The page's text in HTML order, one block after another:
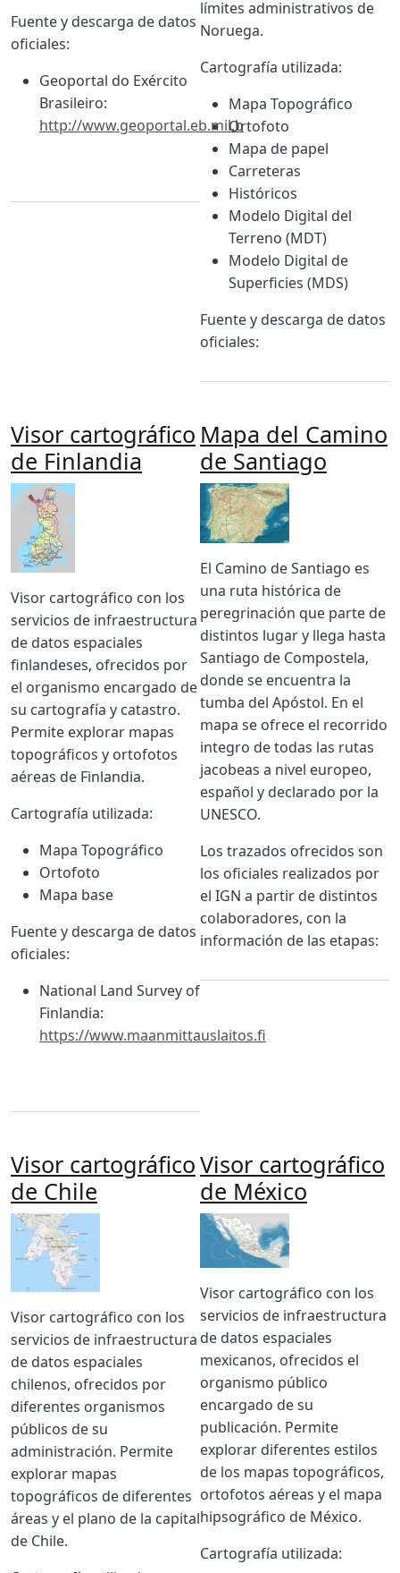
Fuente y descarga de datos
oficiales:
Geoportal do Exército
Brasileiro:
http://www.geoportal.eb.mil.b
límites administrativos de
Noruega.
Cartografía utilizada:
Mapa Topográfico
Ortofoto
Mapa de papel
Carreteras
Históricos
Modelo Digital del
Terreno (MDT)
Modelo Digital de
Superficies (MDS)
Fuente y descarga de datos
oficiales:
Visor cartográfico
de Finlandia
Imagen
Body
Visor cartográfico con los
servicios de infraestructura
de datos espaciales
finlandeses, ofrecidos por
el organismo encargado de
su cartografía y catastro.
Permite explorar mapas
topográficos y ortofotos
aéreas de Finlandia.
Cartografía utilizada:
Mapa Topográfico
Ortofoto
Mapa base
Fuente y descarga de datos
oficiales:
National Land Survey of
Finlandia:
https://www.maanmittauslaitos.fi
Mapa del Camino
de Santiago
Imagen
Body
El Camino de Santiago es
una ruta histórica de
peregrinación que parte de
distintos lugar y llega hasta
Santiago de Compostela,
donde se encuentra la
tumba del Apóstol. En el
mapa se ofrece el recorrido
integro de todas las rutas
jacobeas a nivel europeo,
español y declarado por la
UNESCO.
Los trazados ofrecidos son
los oficiales realizados por
el IGN a partir de distintos
colaboradores, con la
información de las etapas:
Visor cartográfico
de Chile
Imagen
Body
Visor cartográfico con los
servicios de infraestructura
de datos espaciales
chilenos, ofrecidos por
diferentes organismos
públicos de su
administración. Permite
explorar mapas
topográficos de diferentes
áreas y el plano de la capital
de Chile.
Visor cartográfico
de México
Imagen
Body
Visor cartográfico con los
servicios de infraestructura
de datos espaciales
mexicanos, ofrecidos el
organismo público
encargado de su
publicación. Permite
explorar diferentes estilos
de los mapas topográficos,
ortofotos aéreas y el mapa
hipsográfico de México.
Cartografía utilizada: